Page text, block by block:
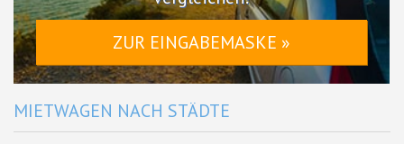
ZUR EINGABEMASKE »
MIETWAGEN NACH STÄDTE